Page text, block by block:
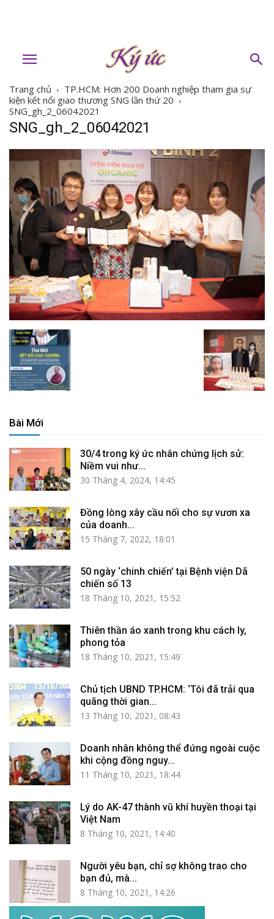
Trang chủ
TP.HCM: Hơn 200 Doanh nghiệp tham gia sự
kiện kết nối giao thương SNG lần thứ 20
SNG_gh_2_06042021
SNG_gh_2_06042021
Bài Mới
30/4 trong ký ức nhân chứng lịch sử:
Niềm vui như...
30 Tháng 4, 2024, 14:45
Đồng lòng xây cầu nối cho sự vươn xa
của doanh...
15 Tháng 7, 2022, 18:01
50 ngày ‘chinh chiến’ tại Bệnh viện Dã
chiến số 13
18 Tháng 10, 2021, 15:52
Thiên thần áo xanh trong khu cách ly,
phong tỏa
18 Tháng 10, 2021, 15:49
Chủ tịch UBND TP.HCM: ‘Tôi đã trải qua
quãng thời gian...
13 Tháng 10, 2021, 08:43
Doanh nhân không thể đứng ngoài cuộc
khi cộng đồng nguy...
11 Tháng 10, 2021, 18:44
Lý do AK-47 thành vũ khí huyền thoại tại
Việt Nam
8 Tháng 10, 2021, 14:40
Người yêu bạn, chỉ sợ không trao cho
bạn đủ, mà...
8 Tháng 10, 2021, 14:26